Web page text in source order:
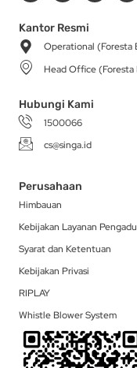
s
a
g
r
a
m
c
b
o
-
k
t
t
r
Kantor Resmi
Operational (Foresta
Head Office
Hubungi Kami
1500066
cs@singa.id
Perusahaan
Himbauan
Kebijakan Layanan
Syarat dan Ketentuan
Kebijakan Privasi
RIPLAY
Whistle Blower System